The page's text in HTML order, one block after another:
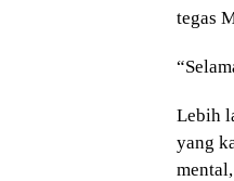
tegas
Lebih
yang